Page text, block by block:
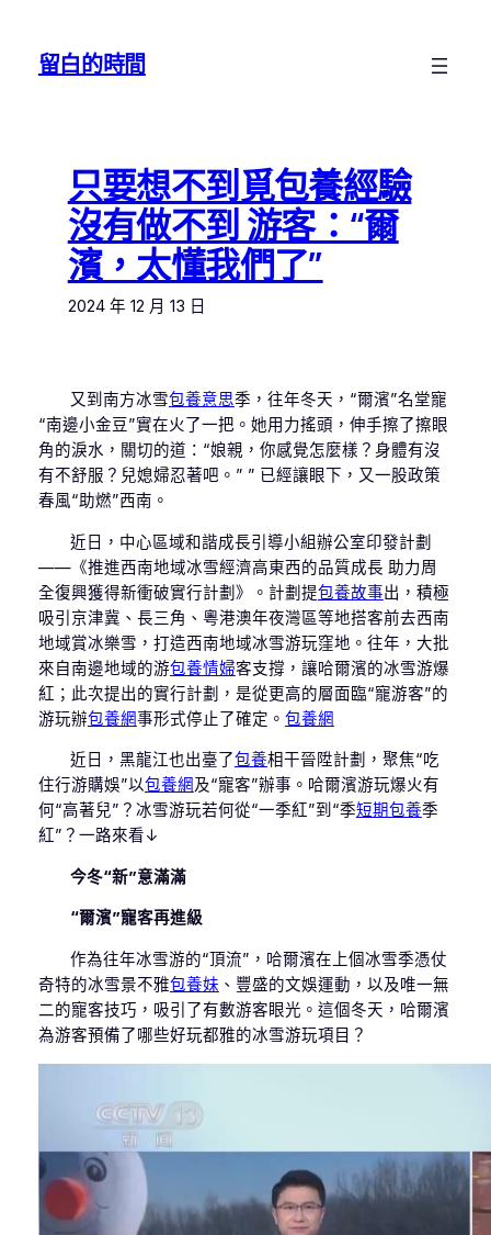
留白的時間
只要想不到覓包養經驗
沒有做不到 游客：“爾
濱，太懂我們了”
2024 年 12 月 13 日
又到南方冰雪包養意思季，往年冬天，“爾濱”名堂寵
“南邊小金豆”實在火了一把。她用力搖頭，伸手擦了擦眼
角的淚水，關切的道：“娘親，你感覺怎麼樣？身體有沒
有不舒服？兒媳婦忍著吧。” ” 已經讓眼下，又一股政策
春風“助燃”西南。
近日，中心區域和諧成長引導小組辦公室印發計劃
——《推進西南地域冰雪經濟高東西的品質成長 助力周
全復興獲得新衝破實行計劃》。計劃提包養故事出，積極
吸引京津冀、長三角、粵港澳年夜灣區等地搭客前去西南
地域賞冰樂雪，打造西南地域冰雪游玩窪地。往年，大批
來自南邊地域的游包養情婦客支撐，讓哈爾濱的冰雪游爆
紅；此次提出的實行計劃，是從更高的層面臨“寵游客”的
游玩辦包養網事形式停止了確定。 包養網
近日，黑龍江也出臺了包養相干晉陞計劃，聚焦“吃
住行游購娛”以包養網及“寵客”辦事。哈爾濱游玩爆火有
何“高著兒”？冰雪游玩若何從“一季紅”到“季短期包養季
紅”？一路來看↓
今冬“新”意滿滿
“爾濱”寵客再進級
作為往年冰雪游的“頂流”，哈爾濱在上個冰雪季憑仗
奇特的冰雪景不雅包養妹 、豐盛的文娛運動，以及唯一無
二的寵客技巧，吸引了有數游客眼光。這個冬天，哈爾濱
為游客預備了哪些好玩都雅的冰雪游玩項目？